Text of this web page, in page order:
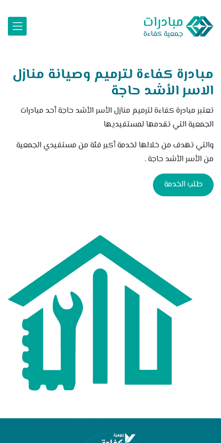
مبادرة كفاءة لترميم وصيانة منازل
الاسر الأشد حاجة
تعتبر مبادرة كفاءة لترميم منازل الأسر الأشد حاجة أحد مبادرات
الجمعية التي تقدمها لمستفيديها
والتي تهدف من خلالها لخدمة أكبر فئة من مستفيدي الجمعية
من الأسر الأشد حاجة .
طلب الخدمة